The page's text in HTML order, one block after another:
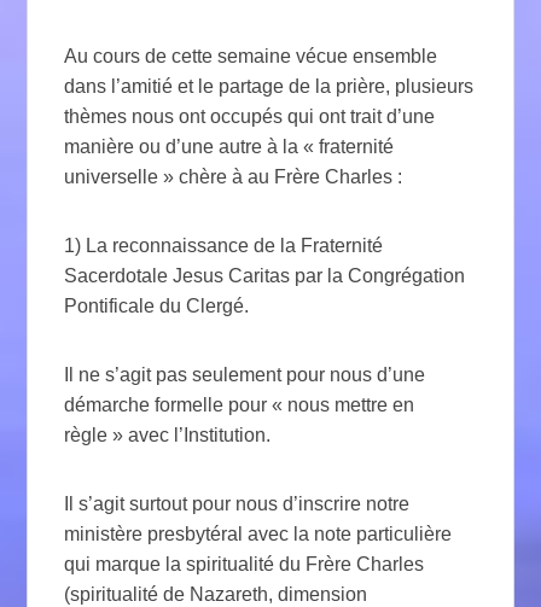
Au cours de cette semaine vécue ensemble
dans l’amitié et le partage de la prière, plusieurs
thèmes nous ont occupés qui ont trait d’une
manière ou d’une autre à la « fraternité
universelle » chère à au Frère Charles :
1) La reconnaissance de la Fraternité
Sacerdotale Jesus Caritas par la Congrégation
Pontificale du Clergé.
Il ne s’agit pas seulement pour nous d’une
démarche formelle pour « nous mettre en
règle » avec l’Institution.
Il s’agit surtout pour nous d’inscrire notre
ministère presbytéral avec la note particulière
qui marque la spiritualité du Frère Charles
(spiritualité de Nazareth, dimension